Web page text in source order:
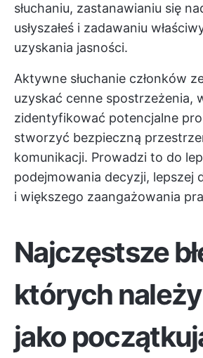
słuchaniu, zastanawianiu się
usłyszałeś i zadawaniu
uzyskania jasności.
Aktywne słuchanie członków
uzyskać cenne spostrzeżenia,
zidentyfikować potencjalne
stworzyć bezpieczną
komunikacji. Prowadzi to do
podejmowania decyzji, lepszej
i większego zaangażowania
Najczęstsze
których
jako